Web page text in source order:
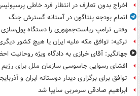
اخراج بدون تعارف در انتظار فرد خاطی
اتمام بودجه پنتاگون در آستانه گسترش جنگ
وقتی ترامپ ریاست‌جمهوری را دستگاه
ترکیه: توافق مکه علیه ایران یا هیچ کشور
جهانگیر: آقای خرازی به دادگاه ویژه روحانیت
افشای رسوایی جاسوسی سازمان ملل برای
توافق برای برگزاری دیدار دوستانه ایران و
ابراهیم صادقی سرمربی سایپا شد